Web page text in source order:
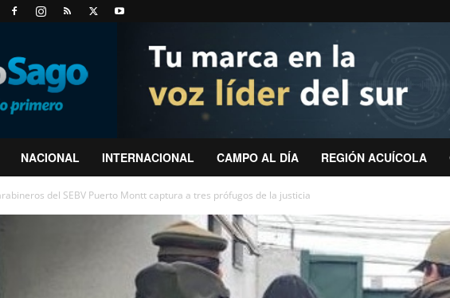
NACIONAL INTERNACIONAL CAMPO AL DÍA REGIÓN ACUÍCOLA
del SEBV Puerto Montt captura a tres prófugos de la justicia